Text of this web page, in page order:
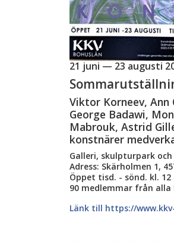
21 juni — 23 augusti
Viktor Korneev, Ann
George Badawi,
Mabrouk, Astrid
konstnärer
Galleri, skulpturpark och
Adress: Skärholmen 1,
Öppet tisd. - sönd. kl. 12
90 medlemmar från alla
Länk till https://